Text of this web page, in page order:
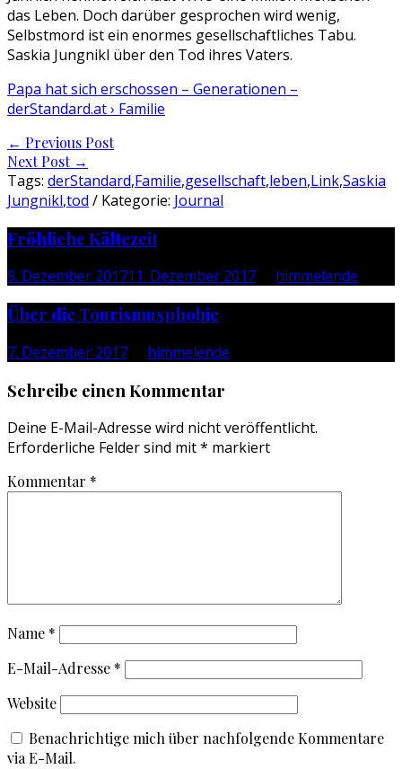
das Leben. Doch darüber gesprochen wird wenig,
Selbstmord ist ein enormes gesellschaftliches Tabu.
Saskia Jungnikl über den Tod ihres Vaters.
Papa hat sich erschossen – Generationen –
derStandard.at › Familie
Post
navigation
← Previous Post
Next Post →
Tags: derStandard,Familie,gesellschaft,leben,Link,Saskia
Jungnikl,tod / Kategorie: Journal
Fröhliche Kältezeit
9. Dezember 201711. Dezember 2017 himmelende
Über die Tourismusphobie
7. Dezember 2017 himmelende
Schreibe einen Kommentar
Deine E-Mail-Adresse wird nicht veröffentlicht.
Erforderliche Felder sind mit* markiert
Kommentar *
Name *
E-Mail-Adresse *
Website
Benachrichtige mich über nachfolgende Kommentare
via E-Mail.